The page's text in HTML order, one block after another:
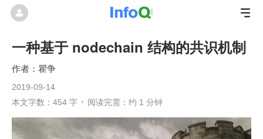
一种基于 nodechain 结构的共识机制
瞿争
2019-09-14
本文字数：454 字
阅读完需：约 1 分钟